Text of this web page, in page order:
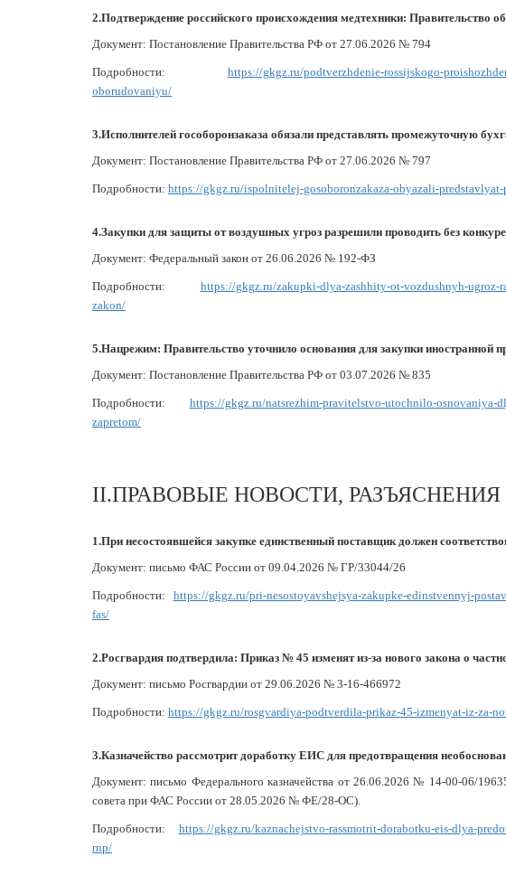
2.Подтверждение российского происхождения медтехники: Правительство
Документ: Постановление Правительства РФ от 27.06.2026 № 794
Подробности: https://gkgz.ru/podtverzhdenie-rossijskogo-
oborudovaniyu/
3.Исполнителей гособоронзаказа обязали представлять промежуточную
Документ: Постановление Правительства РФ от 27.06.2026 № 797
Подробности: https://gkgz.ru/ispolnitelej-gosoboronzakaza-obyazali-
4.Закупки для защиты от воздушных угроз разрешили проводить без
Документ: Федеральный закон от 26.06.2026 № 192-ФЗ
Подробности: https://gkgz.ru/zakupki-dlya-zashhity-ot-vozdushnyh-
zakon/
5.Нацрежим: Правительство уточнило основания для закупки иностранной
Документ: Постановление Правительства РФ от 03.07.2026 № 835
Подробности: https://gkgz.ru/natsrezhim-pravitelstvo-utochnilo-osnovaniya-
zapretom/
II.ПРАВОВЫЕ НОВОСТИ, РАЗЪЯСНЕНИЯ
1.При несостоявшейся закупке единственный поставщик должен
Документ: письмо ФАС России от 09.04.2026 № ГР/33044/26
Подробности: https://gkgz.ru/pri-nesostoyavshejsya-zakupke-edinstvennyj-
fas/
2.Росгвардия подтвердила: Приказ № 45 изменят из-за нового закона о
Документ: письмо Росгвардии от 29.06.2026 № 3-16-466972
Подробности: https://gkgz.ru/rosgvardiya-podtverdila-prikaz-45-izmenyat-iz-za-
3.Казначейство рассмотрит доработку ЕИС для предотвращения
Документ: письмо Федерального казначейства от 26.06.2026 № 14-00-06/
совета при ФАС России от 28.05.2026 № ФЕ/28-ОС).
Подробности: https://gkgz.ru/kaznachejstvo-rassmotrit-dorabotku-eis-dlya-
rnp/